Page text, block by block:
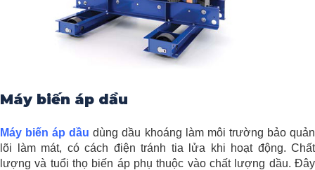
Máy biến áp dầu
Máy biến áp dầu dùng dầu khoáng làm môi trường bảo quản
lõi làm mát, có cách điện tránh tia lửa khi hoạt động. Chất
lượng và tuổi thọ biến áp phụ thuộc vào chất lượng dầu. Đây